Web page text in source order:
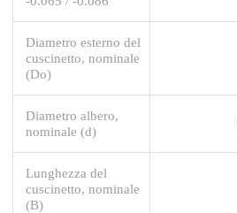
Diametro esterno del
cuscinetto, nominale
(Do)
Diametro albero,
nominale (d)
Lunghezza del
cuscinetto, nominale
(B)